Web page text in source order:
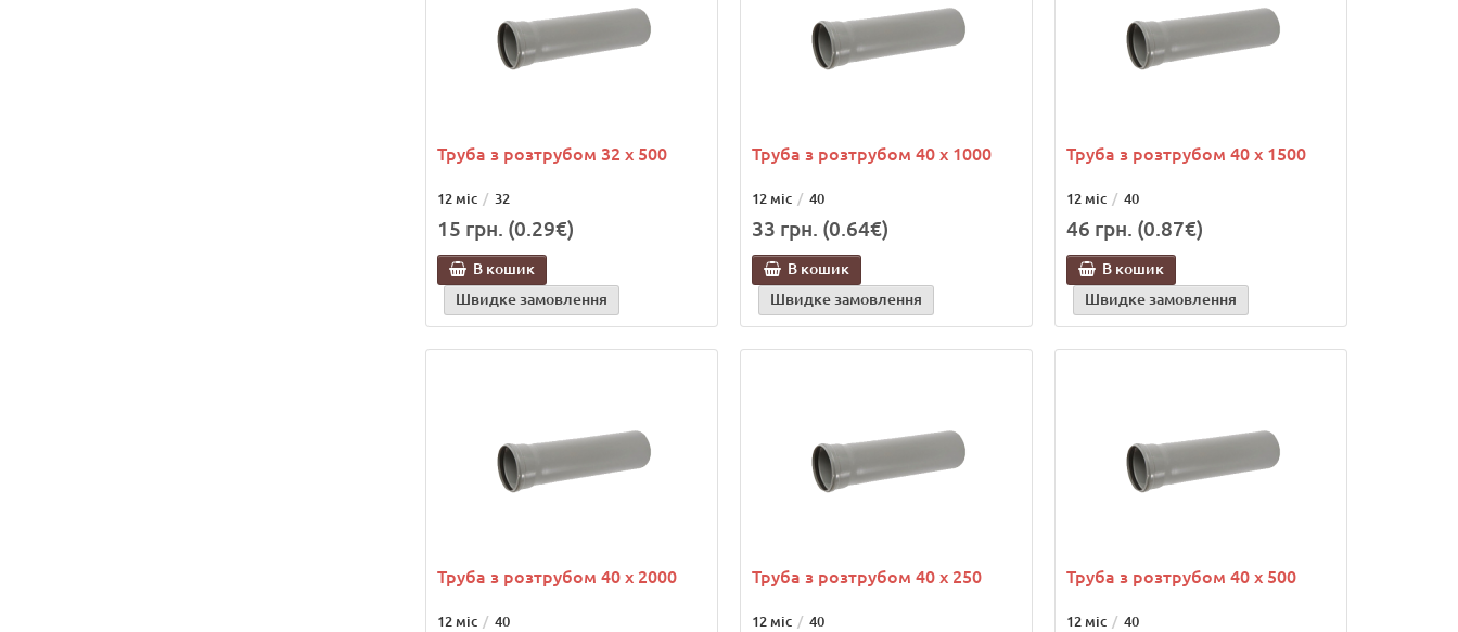
Труба з розтрубом 32 х 500
12 міс 32
15 грн. (0.29€)
В кошик
Швидке замовлення
Труба з розтрубом 40 х 1000
12 міс 40
33 грн. (0.64€)
В кошик
Швидке замовлення
Труба з розтрубом 40 х 1500
12 міс 40
46 грн. (0.87€)
В кошик
Швидке замовлення
Труба з розтрубом 40 х 2000
12 міс 40
Труба з розтрубом 40 х 250
12 міс 40
Труба з розтрубом 40 х 500
12 міс 40